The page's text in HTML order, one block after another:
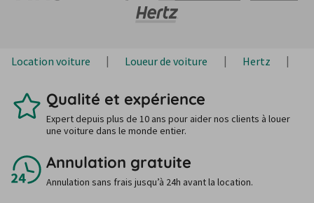
Location voiture Loueur de voiture Hertz
Qualité et expérience
Expert depuis plus de 10 ans pour aider nos clients à louer
une voiture dans le monde entier.
Annulation gratuite
Annulation sans frais jusqu’à 24h avant la location.